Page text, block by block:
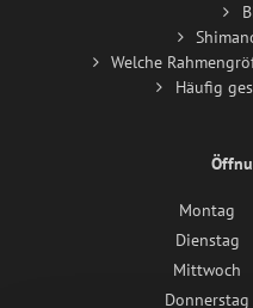
Welche
Häufig
Montag
Dienstag
Mittwoch
Donnerstag